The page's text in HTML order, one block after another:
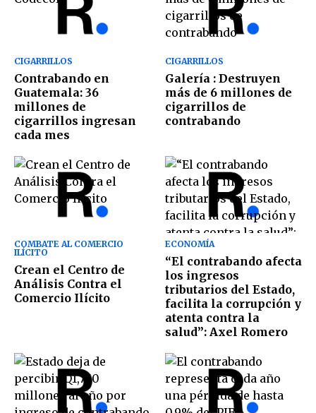
CIGARRILLOS
Contrabando en
Guatemala: 36
millones de
cigarrillos ingresan
cada mes
CIGARRILLOS
Galería : Destruyen
más de 6 millones de
cigarrillos de
contrabando
COMBATE AL COMERCIO
ILÍCITO
Crean el Centro de
Análisis Contra el
Comercio Ilícito
ECONOMÍA
“El contrabando afecta
los ingresos
tributarios del Estado,
facilita la corrupción y
atenta contra la
salud”: Axel Romero